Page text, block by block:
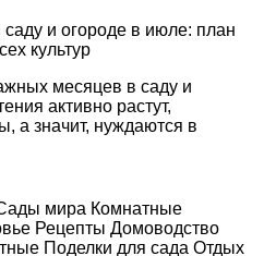
и огороде в июле: план
культур
месяцев в саду и
активно растут,
а значит, нуждаются в
мира Комнатные
Рецепты Домоводство
Поделки для сада Отдых